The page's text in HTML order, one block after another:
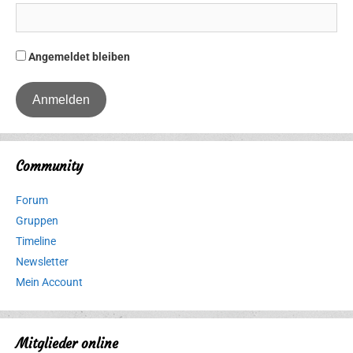
Angemeldet bleiben
Community
Forum
Gruppen
Timeline
Newsletter
Mein Account
Mitglieder online